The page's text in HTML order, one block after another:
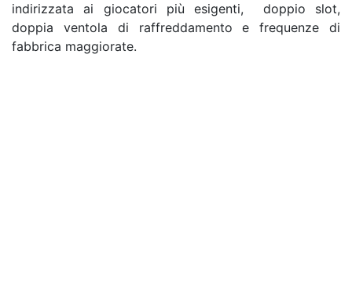
indirizzata ai giocatori più esigenti, doppio slot,
doppia ventola di raffreddamento e frequenze di
fabbrica maggiorate.